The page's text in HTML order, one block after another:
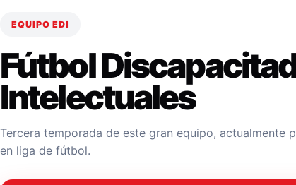
EQUIPO EDI
Fútbol
Intelectuales
Tercera temporada de este gran equipo, actualmente
en liga de fútbol.